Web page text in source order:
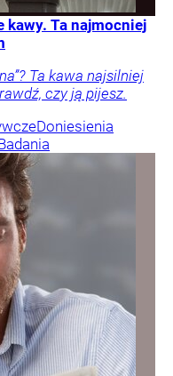
kawy. Ta najmocniej
Ta kawa najsilniej
czy ją pijesz.
Doniesienia